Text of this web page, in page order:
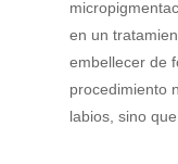
en un
embellecer de
procedimiento
labios, sino